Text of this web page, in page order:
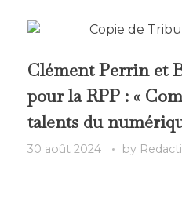
Clément Perrin et
pour la RPP : «
talents du
30 août 2024 by